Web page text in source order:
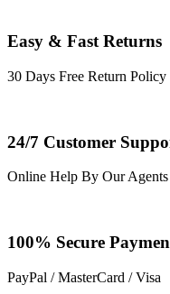
Easy & Fast Returns
30 Days Free Return Policy
24/7 Customer
Online Help By Our Agents
100% Secure
PayPal / MasterCard / Visa